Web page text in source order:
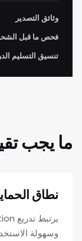
وثائق التصدير
فحص ما قبل
تنسيق التسليم
ما يجب
نطاق
وسهولة